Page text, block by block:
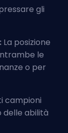
gli
La posizione
le
o per
campioni
delle abilità